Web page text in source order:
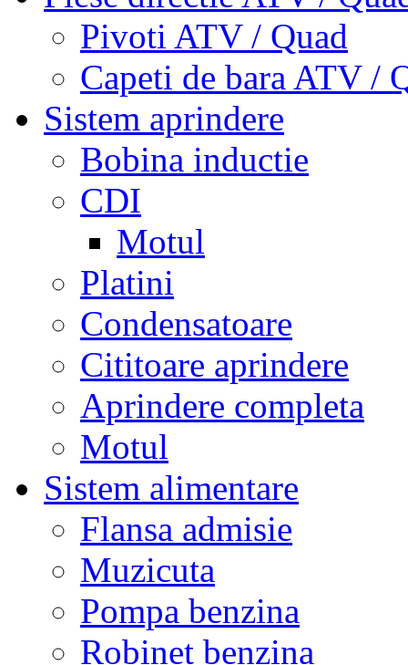
Pivoti ATV / Quad
Capeti de bara ATV /
Sistem aprindere
Bobina inductie
CDI
Motul
Platini
Condensatoare
Cititoare aprindere
Aprindere completa
Motul
Sistem alimentare
Flansa admisie
Muzicuta
Pompa benzina
Robinet benzina